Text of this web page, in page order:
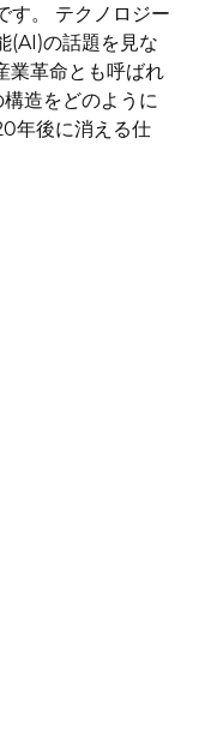
す。 テクノロジー
(AI)の話題を見な
業革命とも呼ばれ
造をどのように
年後に消える仕